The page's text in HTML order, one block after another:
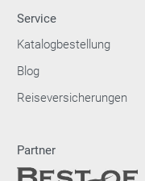
Service
Katalogbestellung
Blog
Reiseversicherungen
Partner